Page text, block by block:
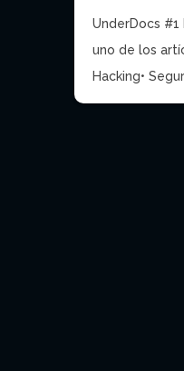
UnderDocs
uno de los
Hacking•